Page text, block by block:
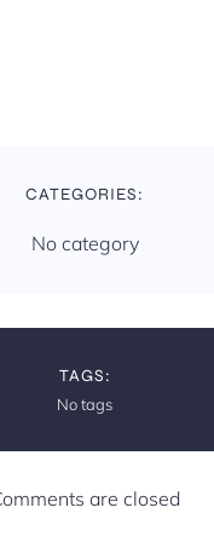
CATEGORIES:
No category
TAGS:
No tags
are closed